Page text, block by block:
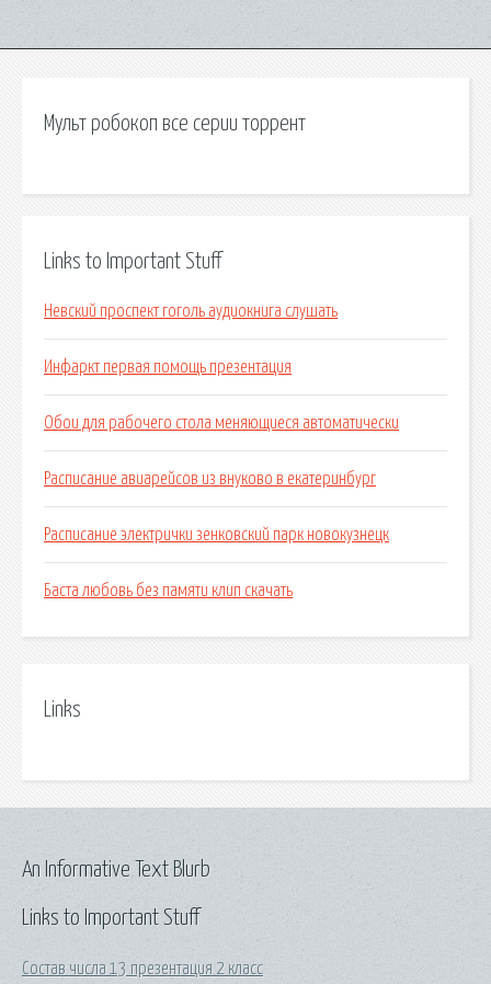
Мульт робокоп все серии торрент
Links to Important Stuff
Невский проспект гоголь аудиокнига слушать
Инфаркт первая помощь презентация
Обои для рабочего стола меняющиеся автоматически
Расписание авиарейсов из внуково в екатеринбург
Расписание электрички зенковский парк новокузнецк
Баста любовь без памяти клип скачать
Links
Links to Important Stuff
Состав числа 13 презентация 2 класс
An Informative Text Blurb